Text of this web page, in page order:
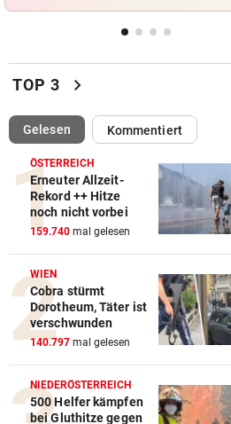
eines Kult-Sponsors
Enttäuschende Zweitliga-
Rückkehr nach Grödig
2. LIGA – 2. RUNDE
Fehlstart komplett! Nächste
für St. Pölten
WANDERER AUSGEFLOGEN vor
Wieder Muren nach
Dramatik im Valser Tal
IN GREENSBORO vor
Straka verpasst bei PGA-
den Cut vorzeitig
SCHRIEB WM-GESCHICHTE
Bayern kassiert Millionen –
TOP 3 chevron_right
Gelesen(ausgewählt)Kommentiert
ÖSTERREICH
Erneuter Allzeit-
Rekord ++ Hitze
noch nicht vorbei
159.740 mal gelesen
WIEN
Cobra stürmt
Dorotheum, Täter ist
verschwunden
140.797 mal gelesen
NIEDERÖSTERREICH
500 Helfer kämpfen
bei Gluthitze gegen